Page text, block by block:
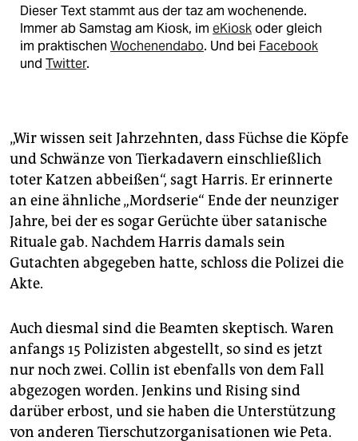
Dieser Text stammt aus der taz am wochenende.
Immer ab Samstag am Kiosk, im eKioskoder gleich
im praktischen Wochenendabo. Und bei Facebook
und Twitter.
„Wir wissen seit Jahrzehnten, dass Füchse die Köpfe
und Schwänze von Tierkadavern einschließlich
toter Katzen abbeißen“, sagt Harris. Er erinnerte
an eine ähnliche „Mordserie“ Ende der neunziger
Jahre, bei der es sogar Gerüchte über satanische
Rituale gab. Nachdem Harris damals sein
Gutachten abgegeben hatte, schloss die Polizei die
Akte.
Auch diesmal sind die Beamten skeptisch. Waren
anfangs 15 Polizisten abgestellt, so sind es jetzt
nur noch zwei. Collin ist ebenfalls von dem Fall
abgezogen worden. Jenkins und Rising sind
darüber erbost, und sie haben die Unterstützung
von anderen Tierschutzorganisationen wie Peta.